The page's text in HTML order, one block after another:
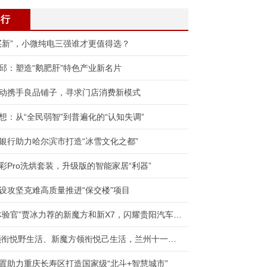
新”，小微纯电三强谁才更值得选？
：塑造“鹅肥肝”特色产业新名片
携手良品铺子，寻求门店消费新模式
：从“全民弱智”到普遍化的“认知失调”
行助力哈尔滨市打造“冰雪文化之都”
Pro洗烘套装，升级版的智能家居“利器”
攻坚克难高质量推进“保交楼”项目
助力重庆长寿区打造国家级“北斗+智慧城市”